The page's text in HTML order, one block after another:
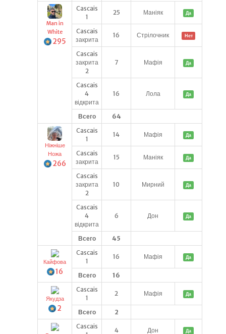
Man in
White
295
Cascais
1
25 Маніяк Да
Cascais
закрита
16 Стрілочник Нет
Cascais
закрита
2
7 Мафія Да
Cascais
4
відкрита
16 Лола Да
Всего 64
Ніжніше
Ножа
266
Cascais
1
14 Мафія Да
Cascais
закрита
15 Маніяк Да
Cascais
закрита
2
10 Мирний Да
Cascais
4
відкрита
6 Дон Да
Всего 45
Кайфова
16
Cascais
1
16 Мафія Да
Всего 16
Якудза
2
Cascais
1
2 Мафія Да
Всего 2
Cascais
4 Дон Да